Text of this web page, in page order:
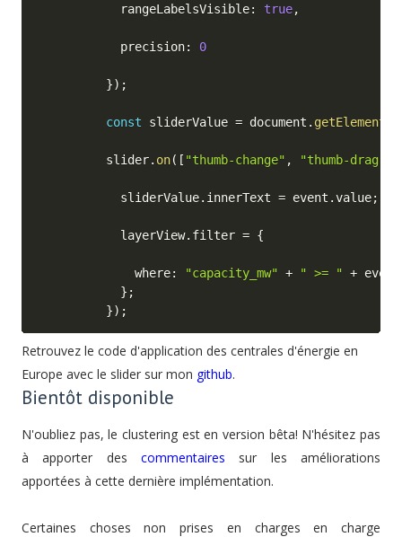
            rangeLabelsVisible
: true,
            precision
: 0
}) ;
const sliderValue = document .
          slider
. on( [ "thumb-change" , "thumb-drag"
            sliderValue
. innerText = event .value;
            layerView
. filter = {
              where
: "capacity_mw" + " >= " + event
} ;
}) ;
Retrouvez le code d'application des centrales d'énergie en
Europe avec le slider sur mon github.
Bientôt disponible
N'oubliez pas, le clustering est en version bêta! N'hésitez pas
à apporter des commentaires sur les améliorations
apportées à cette dernière implémentation.
Certaines choses non prises en charges en charge